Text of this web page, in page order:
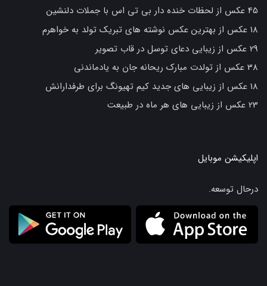
45 عکس از لحظات خنده دار بی تی اس با جملات دلنشین
18 عکس از بهترین عکس نوشته های تبریک تولد به خواهرم
29 عکس از زیبایی دعای توسل در قاب تصویر
38 عکس از تولدت مبارک ریحانه جان به یادماندنی
18 عکس از زیبایی های جدید کیم تهیونگ برای طرفدارانش
23 عکس از زیبایی های هر ماه در طبیعت
اپلیکیشن موبایل
درحال توسعه.